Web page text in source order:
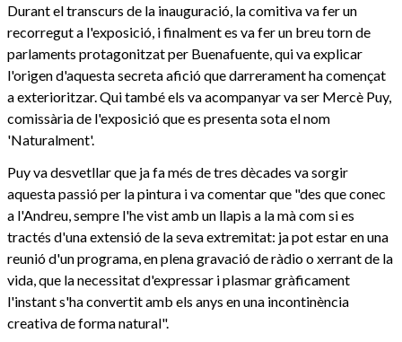
Durant el transcurs de la inauguració, la comitiva va fer un
recorregut a l'exposició, i finalment es va fer un breu torn de
parlaments protagonitzat per Buenafuente, qui va explicar
l'origen d'aquesta secreta afició que darrerament ha començat
a exterioritzar. Qui també els va acompanyar va ser Mercè Puy,
comissària de l'exposició que es presenta sota el nom
'Naturalment'.
Puy va desvetllar que ja fa més de tres dècades va sorgir
aquesta passió per la pintura i va comentar que "des que conec
a l'Andreu, sempre l'he vist amb un llapis a la mà com si es
tractés d'una extensió de la seva extremitat: ja pot estar en una
reunió d'un programa, en plena gravació de ràdio o xerrant de la
vida, que la necessitat d'expressar i plasmar gràficament
l'instant s'ha convertit amb els anys en una incontinència
creativa de forma natural".